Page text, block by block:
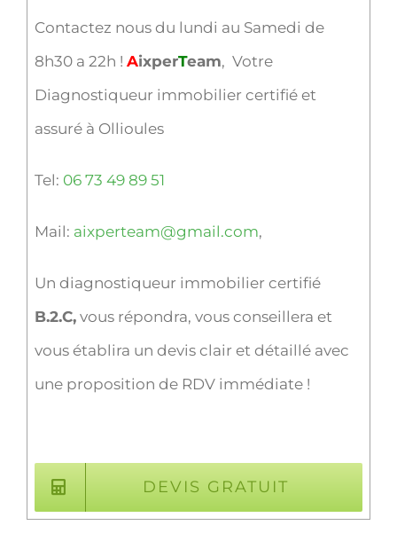
Contactez nous du lundi au Samedi de
8h30 a 22h ! AixperTeam, Votre
Diagnostiqueur immobilier certifié et
assuré à Ollioules
Tel: 06 73 49 89 51
Mail: aixperteam@gmail.com,
Un diagnostiqueur immobilier certifié
B.2.C,vous répondra, vous conseillera et
vous établira un devis clair et détaillé avec
une proposition de RDV immédiate !
DEVIS GRATUIT